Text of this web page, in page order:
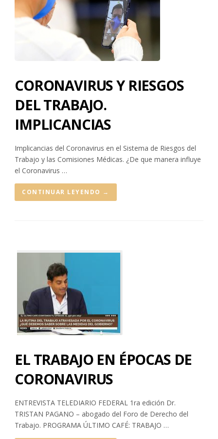
CORONAVIRUS Y RIESGOS
DEL TRABAJO.
IMPLICANCIAS
Implicancias del Coronavirus en el Sistema de Riesgos del
Trabajo y las Comisiones Médicas. ¿De que manera influye
el Coronavirus …
CONTINUAR LEYENDO →
EL TRABAJO EN ÉPOCAS DE
CORONAVIRUS
ENTREVISTA TELEDIARIO FEDERAL 1ra edición Dr.
TRISTAN PAGANO – abogado del Foro de Derecho del
Trabajo. PROGRAMA ÚLTIMO CAFÉ: TRABAJO …